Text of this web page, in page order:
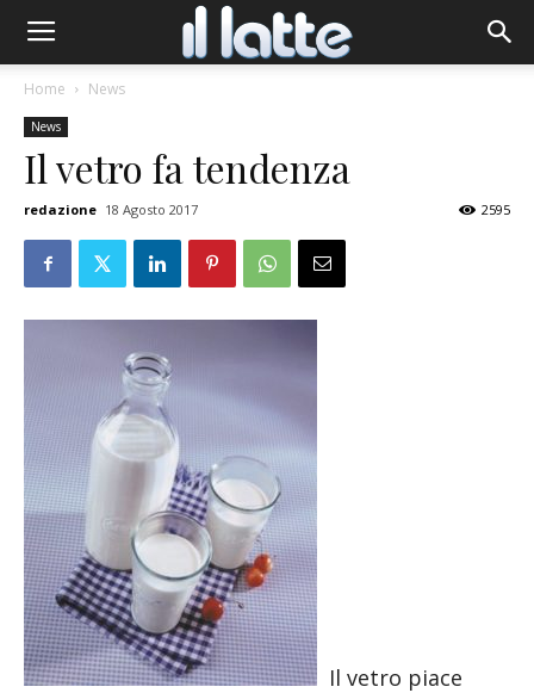
Home News
News
Il vetro fa tendenza
redazione 18 Agosto 2017 2595
Il vetro piace